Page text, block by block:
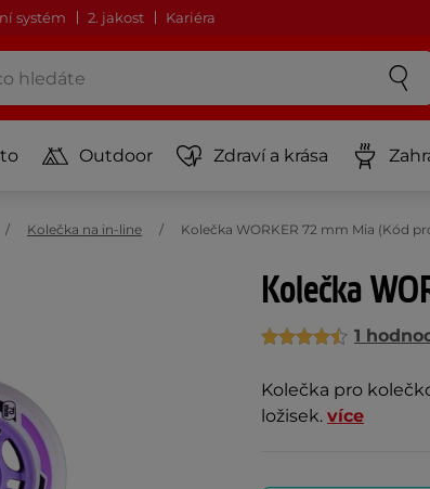
systém 2. jakost Kariéra
Outdoor Zdraví a krása
Kolečka na in-line Kolečka WORKER 72 mm Mia (Kód
Kolečka
1
Kolečka pro
ložisek. více